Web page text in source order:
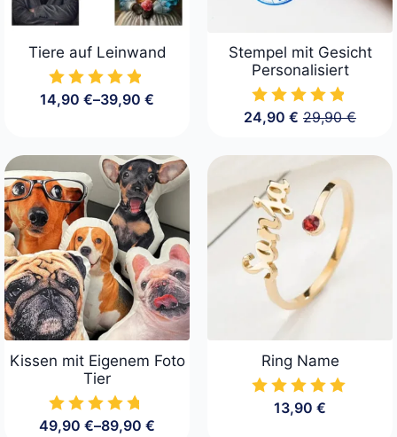
Tiere auf Leinwand
14,90 €–39,90 €
Preisspanne:
39,90 €
Stempel mit Gesicht
Personalisiert
29,90€
war:
24,90€ Aktueller
ist:
Kissen mit Eigenem Foto
Tier
49,90 €–89,90 €
Preisspanne:
Ring Name
13,90 €